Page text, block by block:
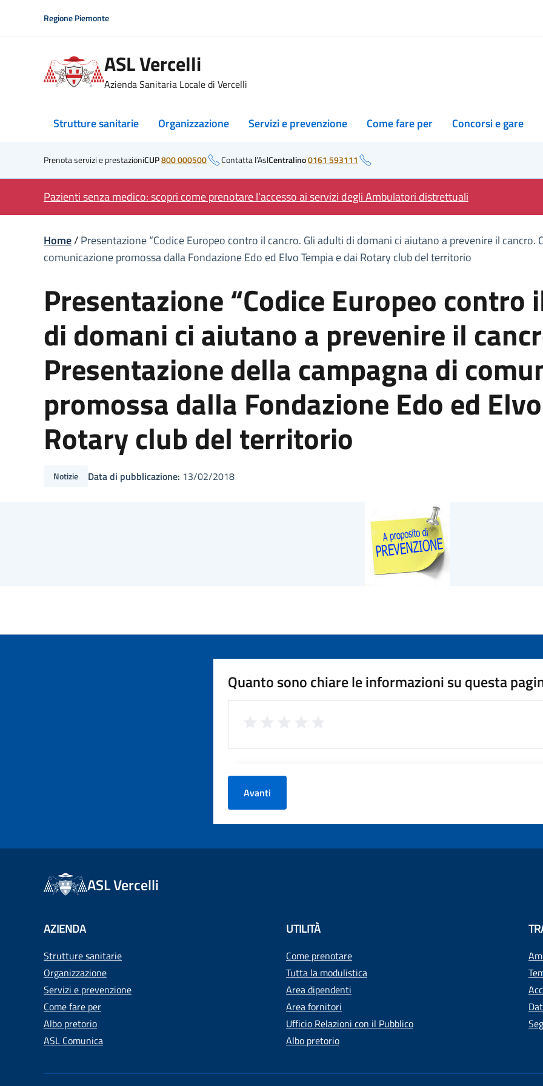
Regione Piemonte
ASL Vercelli
Azienda Sanitaria Locale di Vercelli
Strutture sanitarie Organizzazione Servizi e prevenzione Come fare per Concorsi e gare
Prenota servizi e prestazioniCUP800 000500 Contatta l’AslCentralino0161 593111
Pazienti senza medico: scopri come prenotare l’accesso ai servizi degli Ambulatori distrettuali
Home/Presentazione “Codice Europeo contro il cancro. Gli adulti di domani ci aiutano a prevenire il cancro.
comunicazione promossa dalla Fondazione Edo ed Elvo Tempia e dai Rotary club del territorio
Presentazione “Codice Europeo
di domani ci aiutano a prevenire il
Presentazione della campagna di
promossa dalla Fondazione Edo ed
Rotary club del territorio
Notizie Data di pubblicazione: 13/02/2018
Quanto sono chiare le informazioni su questa
Avanti
ASL Vercelli
AZIENDA
Strutture sanitarie
Organizzazione
Servizi e prevenzione
Come fare per
Albo pretorio
ASL Comunica
UTILITÀ
Come prenotare
Tutta la modulistica
Area dipendenti
Area fornitori
Ufficio Relazioni con il Pubblico
Albo pretorio